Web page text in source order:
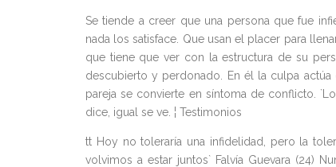
Se tiende a creer que una persona que fue
nada los satisface. Que usan el placer para
que tiene que ver con la estructura de su
descubierto y perdonado. En él la culpa
pareja se convierte en síntoma de conflicto.
dice, igual se ve. ¦ Testimonios
tt Hoy no toleraría una infidelidad, pero la
volvimos a estar juntos` Falvía Guevara (24)